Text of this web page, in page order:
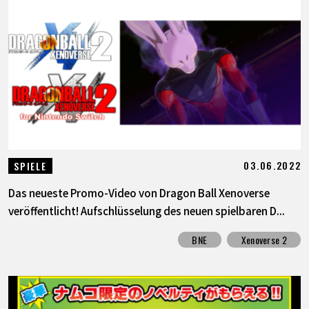
SPIELE 03.06.2022
Das neueste Promo-Video von Dragon Ball Xenoverse
veröffentlicht! Aufschlüsselung des neuen spielbaren D...
BNE Xenoverse 2